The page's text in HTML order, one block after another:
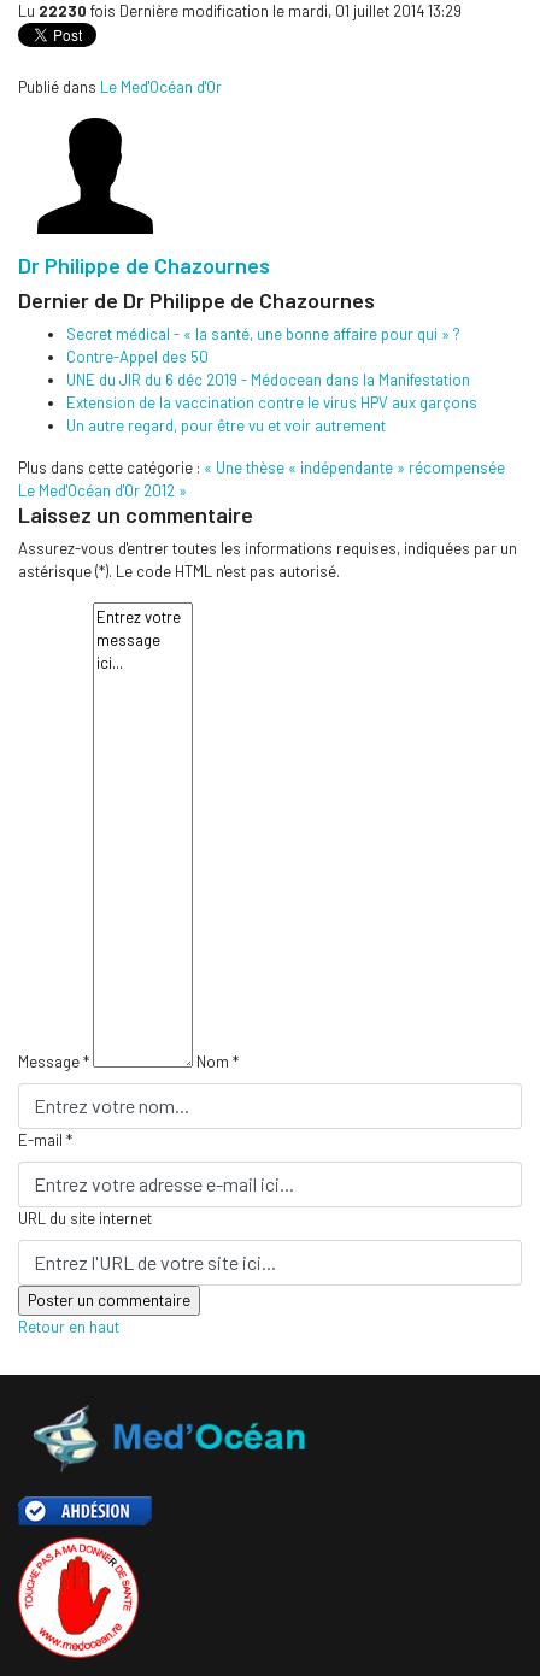
Lu 22230 fois Dernière modification le mardi, 01 juillet 2014 13:29
Publié dans Le Med'Océan d'Or
Dr Philippe de Chazournes
Dernier de Dr Philippe de Chazournes
Secret médical - « la santé, une bonne affaire pour qui » ?
Contre-Appel des 50
UNE du JIR du 6 déc 2019 - Médocean dans la Manifestation
Extension de la vaccination contre le virus HPV aux garçons
Un autre regard, pour être vu et voir autrement
Plus dans cette catégorie : « Une thèse « indépendante » récompensée
Le Med'Océan d'Or 2012 »
Laissez un commentaire
Assurez-vous d'entrer toutes les informations requises, indiquées par un
astérisque (*). Le code HTML n'est pas autorisé.
Message * Nom *
E-mail *
URL du site internet
Retour en haut